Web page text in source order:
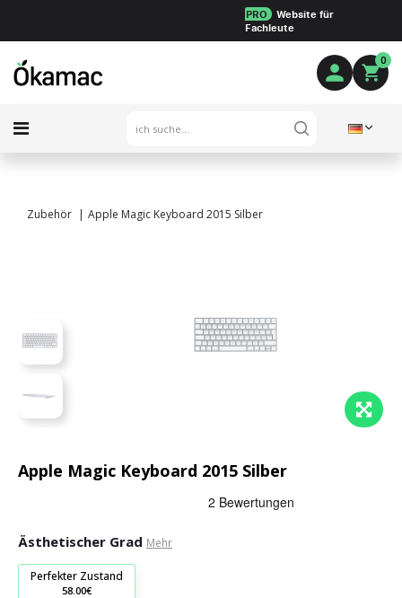
PRO
Website für
Fachleute
0
Zubehör Apple Magic Keyboard 2015 Silber
Apple Magic Keyboard 2015 Silber
Ästhetischer Grad Mehr
Perfekter Zustand
58.00€